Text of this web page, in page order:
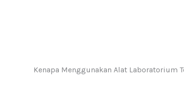
Kenapa Menggunakan Alat Laboratorium